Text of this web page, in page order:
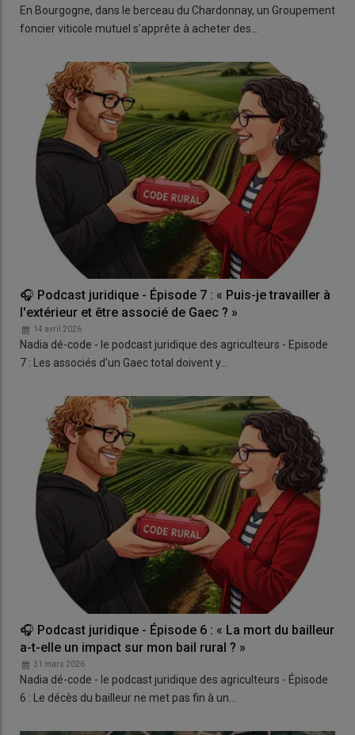
En Bourgogne, dans le berceau du Chardonnay, un Groupement
foncier viticole mutuel s’apprête à acheter des…
🎧 Podcast juridique - Épisode 7 : « Puis-je travailler à
l'extérieur et être associé de Gaec ? »
14 avril 2026
Nadia dé-code - le podcast juridique des agriculteurs - Episode
7 : Les associés d'un Gaec total doivent y…
🎧 Podcast juridique - Épisode 6 : « La mort du bailleur
a-t-elle un impact sur mon bail rural ? »
31 mars 2026
Nadia dé-code - le podcast juridique des agriculteurs - Épisode
6 : Le décès du bailleur ne met pas fin à un…